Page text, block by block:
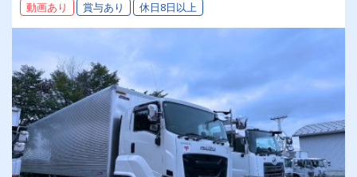
動画あり 賞与あり 休日8日以上